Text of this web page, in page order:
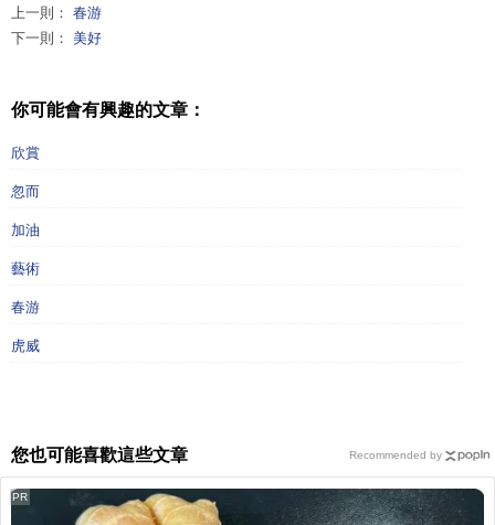
上一則： 春游
下一則： 美好
你可能會有興趣的文章：
欣賞
忽而
加油
藝術
春游
虎威
您也可能喜歡這些文章
PR
Recommended by